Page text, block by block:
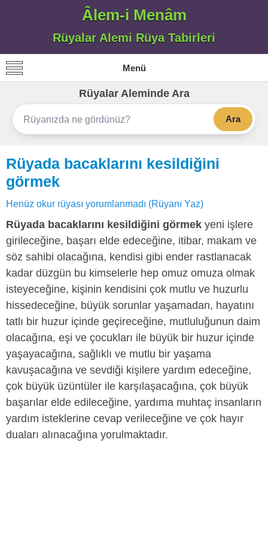
Âlem-i Menâm
Rüyalar Alemi Rüya Tabirleri
Menü
Rüyalar Aleminde Ara
Ara
Rüyada bacaklarını kesildiğini
görmek
Henüz okur rüyası yorumlanmadı (Rüyanı Yaz)
Rüyada bacaklarını kesildiğini görmek yeni işlere
girileceğine, başarı elde edeceğine, itibar, makam ve
söz sahibi olacağına, kendisi gibi ender rastlanacak
kadar düzgün bu kimselerle hep omuz omuza olmak
isteyeceğine, kişinin kendisini çok mutlu ve huzurlu
hissedeceğine, büyük sorunlar yaşamadan, hayatını
tatlı bir huzur içinde geçireceğine, mutluluğunun daim
olacağına, eşi ve çocukları ile büyük bir huzur içinde
yaşayacağına, sağlıklı ve mutlu bir yaşama
kavuşacağına ve sevdiği kişilere yardım edeceğine,
çok büyük üzüntüler ile karşılaşacağına, çok büyük
başarılar elde edileceğine, yardıma muhtaç insanların
yardım isteklerine cevap verileceğine ve çok hayır
duaları alınacağına yorulmaktadır.